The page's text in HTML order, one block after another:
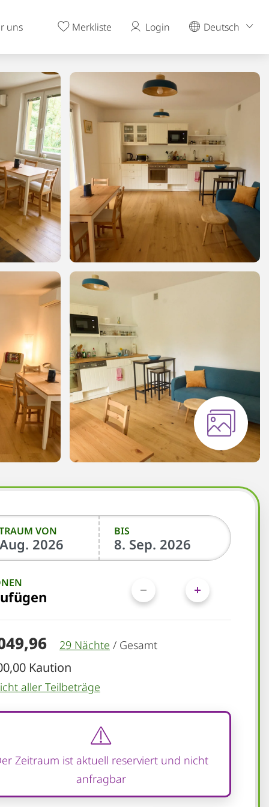
uns Merkliste Login Deutsch
VON BIS
29 Nächte / Gesamt
Kaution
aller Teilbeträge
Zeitraum ist aktuell reserviert und nicht
anfragbar